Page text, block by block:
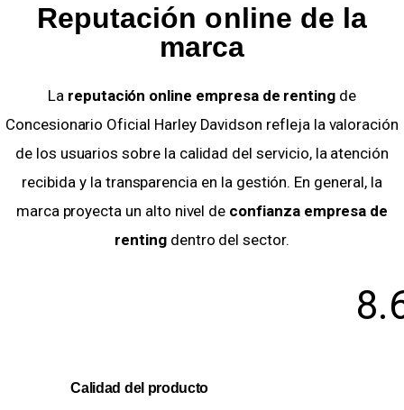
Reputación online de la
marca
La reputación online empresa de renting de
Concesionario Oficial Harley Davidson refleja la valoración
de los usuarios sobre la calidad del servicio, la atención
recibida y la transparencia en la gestión. En general, la
marca proyecta un alto nivel de confianza empresa de
rentingdentro del sector.
Calidad del producto